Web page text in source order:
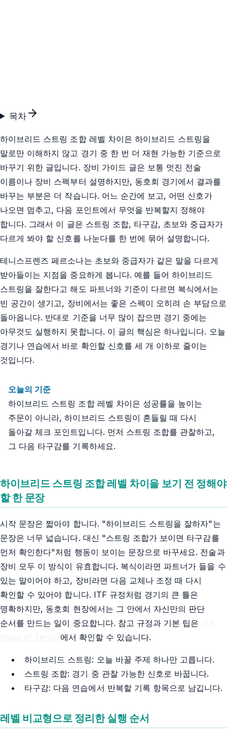
목차
하이브리드 스트링 조합 레벨 차이은 하이브리드 스트링을
말로만 이해하지 않고 경기 중 한 번 더 재현 가능한 기준으로
바꾸기 위한 글입니다. 장비 가이드 글은 보통 멋진 전술
이름이나 장비 스펙부터 설명하지만, 동호회 경기에서 결과를
바꾸는 부분은 더 작습니다. 어느 순간에 보고, 어떤 신호가
나오면 멈추고, 다음 포인트에서 무엇을 반복할지 정해야
합니다. 그래서 이 글은 스트링 조합, 타구감, 초보와 중급자가
다르게 봐야 할 신호를 나눈다를 한 번에 묶어 설명합니다.
테니스프렌즈 페르소나는 초보와 중급자가 같은 말을 다르게
받아들이는 지점을 중요하게 봅니다. 예를 들어 하이브리드
스트링을 잘한다고 해도 파트너와 기준이 다르면 복식에서는
빈 공간이 생기고, 장비에서는 좋은 스펙이 오히려 손 부담으로
돌아옵니다. 반대로 기준을 너무 많이 잡으면 경기 중에는
아무것도 실행하지 못합니다. 이 글의 핵심은 하나입니다. 오늘
경기나 연습에서 바로 확인할 신호를 세 개 이하로 줄이는
것입니다.
오늘의 기준
하이브리드 스트링 조합 레벨 차이은 성공률을 높이는
주문이 아니라, 하이브리드 스트링이 흔들릴 때 다시
돌아갈 체크 포인트입니다. 먼저 스트링 조합를 관찰하고,
그 다음 타구감를 기록하세요.
하이브리드 스트링 조합 레벨 차이을 보기 전 정해야
할 한 문장
시작 문장은 짧아야 합니다. "하이브리드 스트링을 잘하자"는
문장은 너무 넓습니다. 대신 "스트링 조합가 보이면 타구감를
먼저 확인한다"처럼 행동이 보이는 문장으로 바꾸세요. 전술과
장비 모두 이 방식이 유효합니다. 복식이라면 파트너가 들을 수
있는 말이어야 하고, 장비라면 다음 교체나 조정 때 다시
확인할 수 있어야 합니다. ITF 규정처럼 경기의 큰 틀은
명확하지만, 동호회 현장에서는 그 안에서 자신만의 판단
순서를 만드는 일이 중요합니다. 참고 규정과 기본 팁은
에서 확인할 수 있습니다.
하이브리드 스트링: 오늘 바꿀 주제 하나만 고릅니다.
스트링 조합: 경기 중 관찰 가능한 신호로 바꿉니다.
타구감: 다음 연습에서 반복할 기록 항목으로 남깁니다.
레벨 비교형으로 정리한 실행 순서